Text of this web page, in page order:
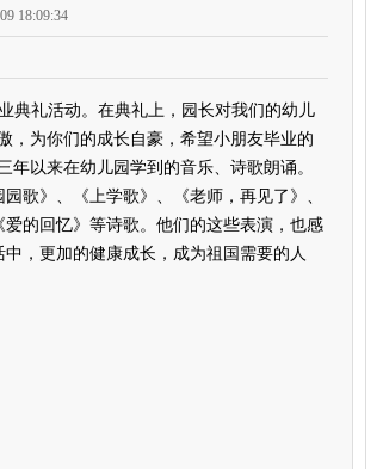
18:09:34
礼活动。在典礼上，园长对我们的幼儿
，为你们的成长自豪，希望小朋友毕业的
以来在幼儿园学到的音乐、诗歌朗诵。
歌》、《上学歌》、《老师，再见了》、
的回忆》等诗歌。他们的这些表演，也感
，更加的健康成长，成为祖国需要的人